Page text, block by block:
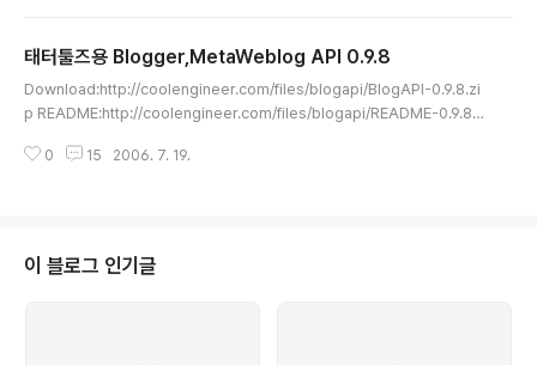
결되었다는 답장도 없다. 상당히 오래동안 고치지 않는 다는 것은... Writely.c
om은 블로깅툴로서의 가치보다는 웹기반 워드프로세서에 중점..
태터툴즈용 Blogger,MetaWeblog API 0.9.8
Download:http://coolengineer.com/files/blogapi/BlogAPI-0.9.8.zi
p README:http://coolengineer.com/files/blogapi/README-0.9.8.t
가져온 함수들이 태터툴즈 설치 버전에 따라 사용가능하게 되어 같은 이름 충돌
쓰지 않고 없는 경우 오류를 일으키더군요. (짜아식...) 그리고, 한글이 들어간..
0 15 2006. 7. 19.
이 블로그 인기글